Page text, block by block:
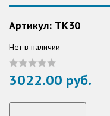
Артикул: ТК30
Нет в наличии
3022.00 руб.